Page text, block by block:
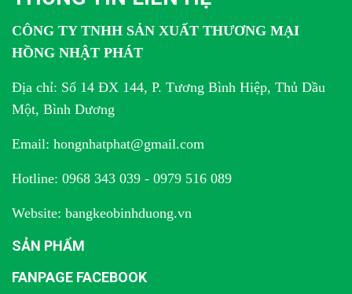
CÔNG TY TNHH SẢN XUẤT THƯƠNG MẠI
HỒNG NHẬT PHÁT
Địa chỉ: Số 14 ĐX 144, P. Tương Bình Hiệp, Thủ Dầu
Một, Bình Dương
Email: hongnhatphat@gmail.com
Hotline: 0968 343 039 - 0979 516 089
Website: bangkeobinhduong.vn
SẢN PHẨM
FANPAGE FACEBOOK